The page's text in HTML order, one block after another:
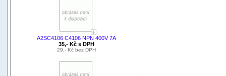
A2SC4106 C4106 NPN 400V 7A
35,- Kč s DPH
29,- Kč bez DPH